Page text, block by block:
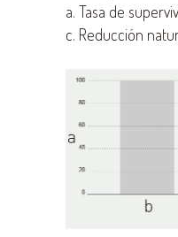
a. Tasa de
c. Reducción